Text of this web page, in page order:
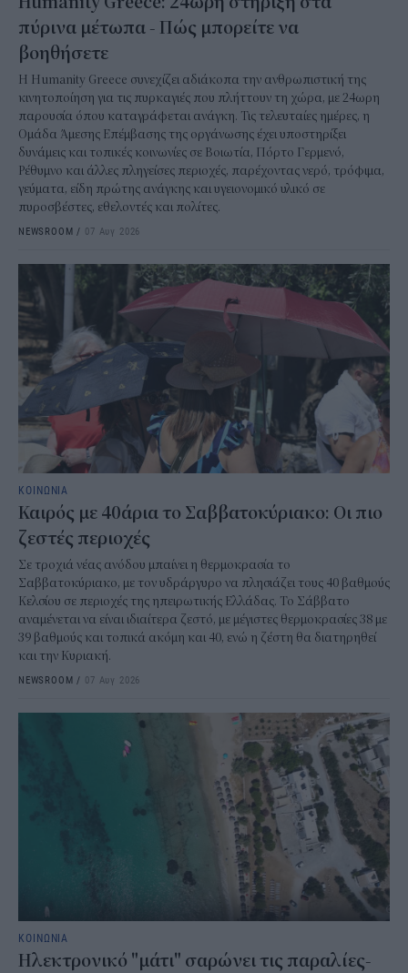
πύρινα μέτωπα - Πώς μπορείτε να
βοηθήσετε
Η Humanity Greece συνεχίζει αδιάκοπα την ανθρωπιστική της
κινητοποίηση για τις πυρκαγιές που πλήττουν τη χώρα, με 24ωρη
παρουσία όπου καταγράφεται ανάγκη. Τις τελευταίες ημέρες, η
Ομάδα Άμεσης Επέμβασης της οργάνωσης έχει υποστηρίξει
δυνάμεις και τοπικές κοινωνίες σε Βοιωτία, Πόρτο Γερμενό,
Ρέθυμνο και άλλες πληγείσες περιοχές, παρέχοντας νερό, τρόφιμα,
γεύματα, είδη πρώτης ανάγκης και υγειονομικό υλικό σε
πυροσβέστες, εθελοντές και πολίτες.
NEWSROOM / 07 Αυγ 2026
ΚΟΙΝΩΝΙΑ
Καιρός με 40άρια το Σαββατοκύριακο: Οι πιο
ζεστές περιοχές
Σε τροχιά νέας ανόδου μπαίνει η θερμοκρασία το
Σαββατοκύριακο, με τον υδράργυρο να πλησιάζει τους 40 βαθμούς
Κελσίου σε περιοχές της ηπειρωτικής Ελλάδας. Το Σάββατο
αναμένεται να είναι ιδιαίτερα ζεστό, με μέγιστες θερμοκρασίες 38 με
39 βαθμούς και τοπικά ακόμη και 40, ενώ η ζέστη θα διατηρηθεί
και την Κυριακή.
NEWSROOM / 07 Αυγ 2026
ΚΟΙΝΩΝΙΑ
Ηλεκτρονικό "μάτι" σαρώνει τις παραλίες-